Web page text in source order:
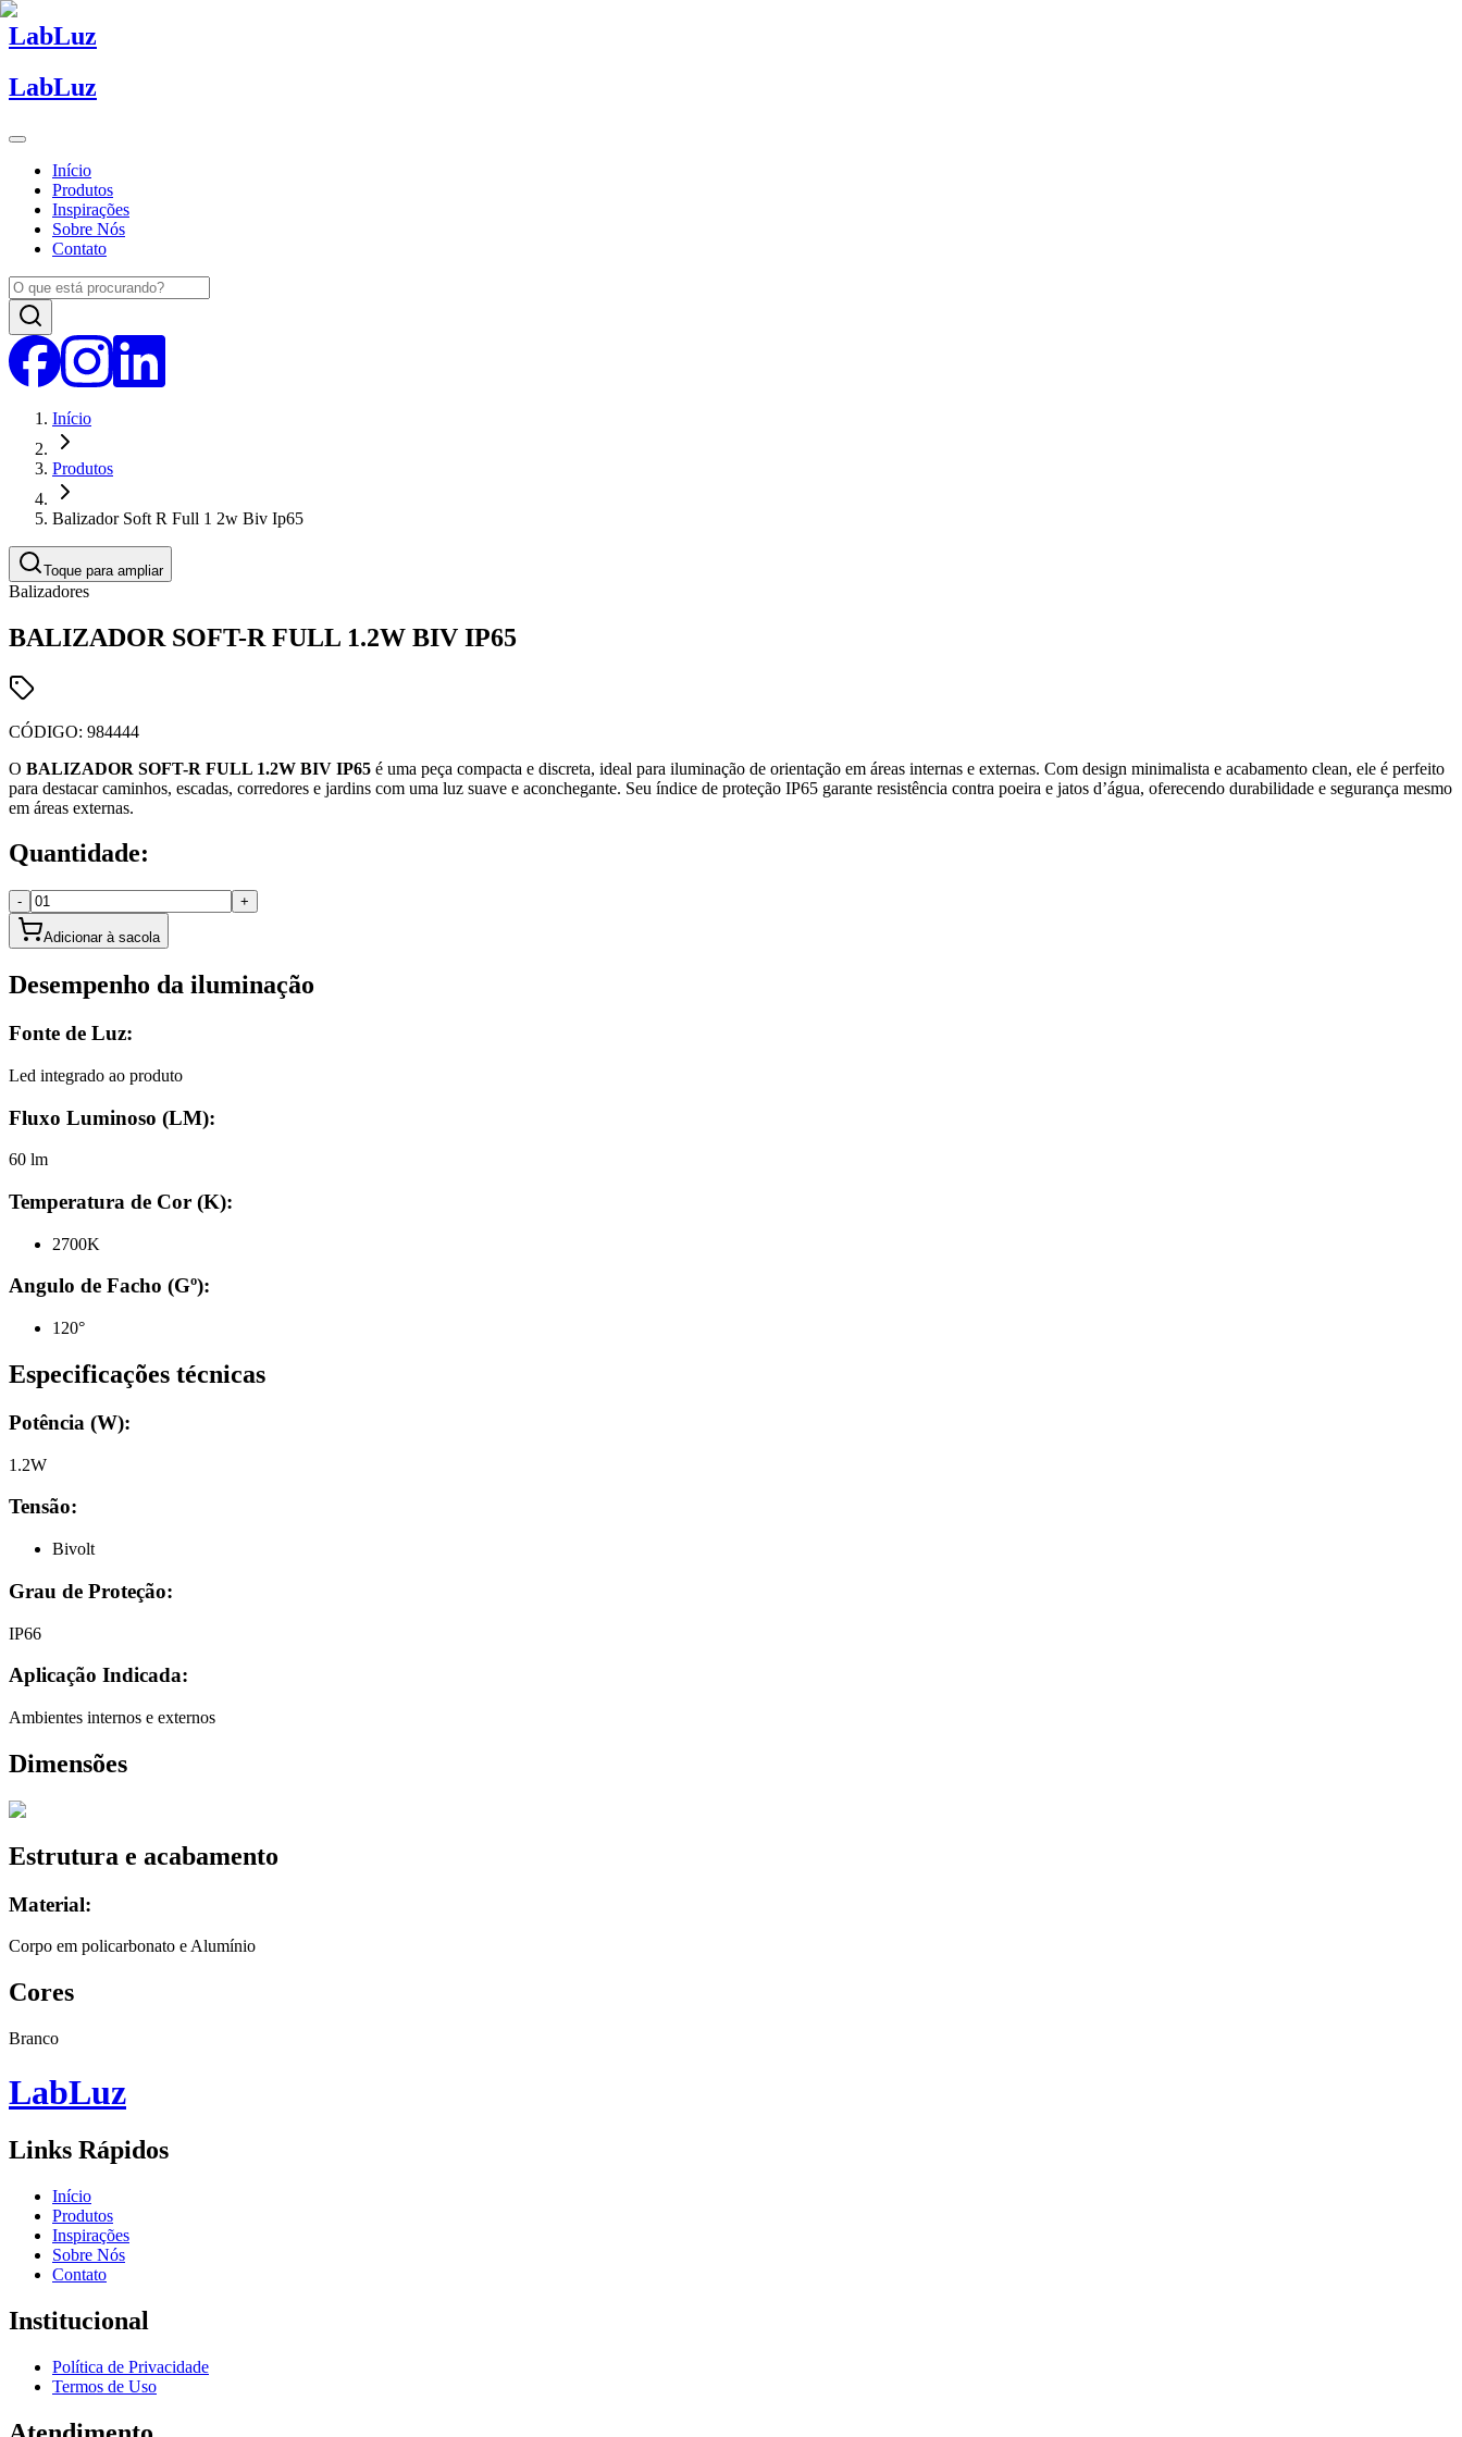
LabLuz
LabLuz
Início
Produtos
Inspirações
Sobre Nós
Contato
Início
Produtos
Balizador Soft R Full 1 2w Biv Ip65
Toque para ampliar
Balizadores
BALIZADOR SOFT-R FULL 1.2W BIV IP65
CÓDIGO: 984444
O BALIZADOR SOFT-R FULL 1.2W BIV IP65 é uma peça compacta e discreta, ideal para iluminação de orientação em áreas internas e externas. Com design minimalista e acabamento clean, ele é perfeito
para destacar caminhos, escadas, corredores e jardins com uma luz suave e aconchegante. Seu índice de proteção IP65 garante resistência contra poeira e jatos d’água, oferecendo durabilidade e segurança mesmo
em áreas externas.
Quantidade:
- +
Adicionar à sacola
Desempenho da iluminação
Fonte de Luz:
Led integrado ao produto
Fluxo Luminoso (LM):
60 lm
Temperatura de Cor (K):
2700K
Angulo de Facho (Gº):
120°
Especificações técnicas
Potência (W):
1.2W
Tensão:
Bivolt
Grau de Proteção:
IP66
Aplicação Indicada:
Ambientes internos e externos
Dimensões
Estrutura e acabamento
Material:
Corpo em policarbonato e Alumínio
Cores
Branco
LabLuz
Links Rápidos
Início
Produtos
Inspirações
Sobre Nós
Contato
Institucional
Política de Privacidade
Termos de Uso